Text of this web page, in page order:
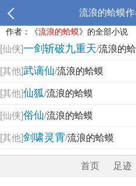
流浪的蛤蟆
作者：《流浪的蛤蟆》的全部小说
[仙侠]一剑斩破九重天/流浪的
[其他]武谪仙/流浪的蛤蟆
[其他]仙狐/流浪的蛤蟆
[仙侠]俗仙/流浪的蛤蟆
[其他]剑啸灵霄/流浪的蛤蟆
首页 足迹